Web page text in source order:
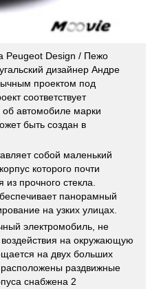
Peugeot Design / Пежо
дизайнер Андре
проектом под
соответствует
автомобиле марки
быть создан в
собой маленький
которого почти
из прочного стекла.
панорамный
на узких улицах.
электромобиль, не
на окружающую
на двух больших
расположены раздвижные
снабжена 2